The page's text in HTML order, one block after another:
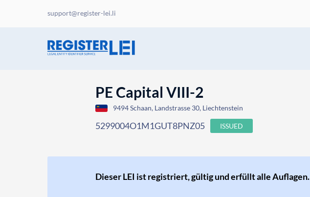
support@register-lei.li
PE Capital VIII-2
9494 Schaan, Landstrasse 30, Liechtenstein
5299004O1M1GUT8PNZ05 ISSUED
Dieser LEI ist registriert, gültig und erfüllt alle Auflagen.